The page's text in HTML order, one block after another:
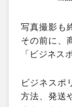
写真撮影も
その前に、
「ビジネス
ビジネスポ
方法、発送